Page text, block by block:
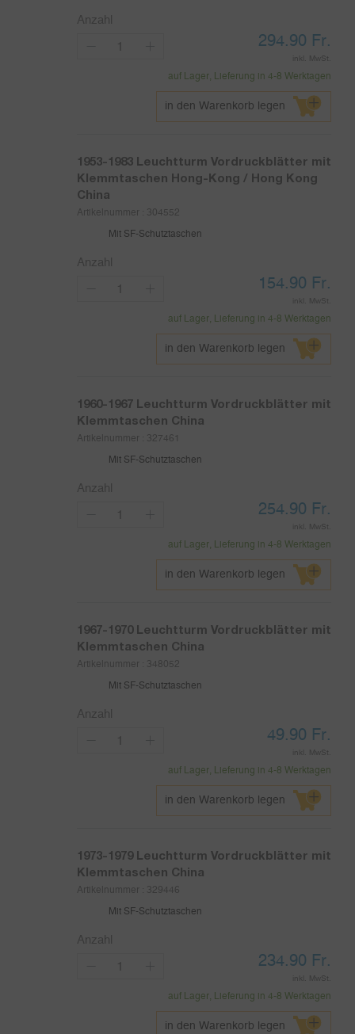
Anzahl
294.90 Fr.
inkl. MwSt.
auf Lager, Lieferung in 4-8 Werktagen
in den Warenkorb legen
1953-1983 Leuchtturm Vordruckblätter mit
Klemmtaschen Hong-Kong / Hong Kong
China
Artikelnummer : 304552
Mit SF-Schutztaschen
Anzahl
154.90 Fr.
inkl. MwSt.
auf Lager, Lieferung in 4-8 Werktagen
in den Warenkorb legen
1960-1967 Leuchtturm Vordruckblätter mit
Klemmtaschen China
Artikelnummer : 327461
Mit SF-Schutztaschen
Anzahl
254.90 Fr.
inkl. MwSt.
auf Lager, Lieferung in 4-8 Werktagen
in den Warenkorb legen
1967-1970 Leuchtturm Vordruckblätter mit
Klemmtaschen China
Artikelnummer : 348052
Mit SF-Schutztaschen
Anzahl
49.90 Fr.
inkl. MwSt.
auf Lager, Lieferung in 4-8 Werktagen
in den Warenkorb legen
1973-1979 Leuchtturm Vordruckblätter mit
Klemmtaschen China
Artikelnummer : 329446
Mit SF-Schutztaschen
Anzahl
234.90 Fr.
inkl. MwSt.
auf Lager, Lieferung in 4-8 Werktagen
in den Warenkorb legen